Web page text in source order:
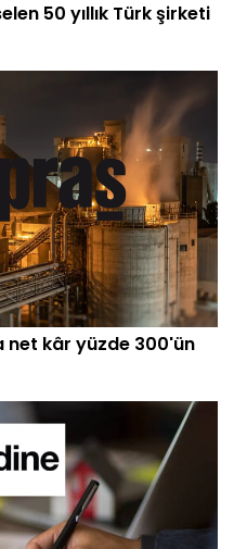
50 yıllık Türk şirketi
net kâr yüzde 300'ün